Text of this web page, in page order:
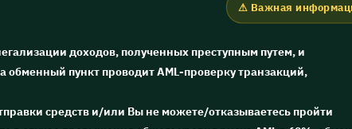
доходов, полученных преступным путем, и
пункт проводит AML-проверку транзакций,
средств и/или Вы не можете/отказываетесь пройти